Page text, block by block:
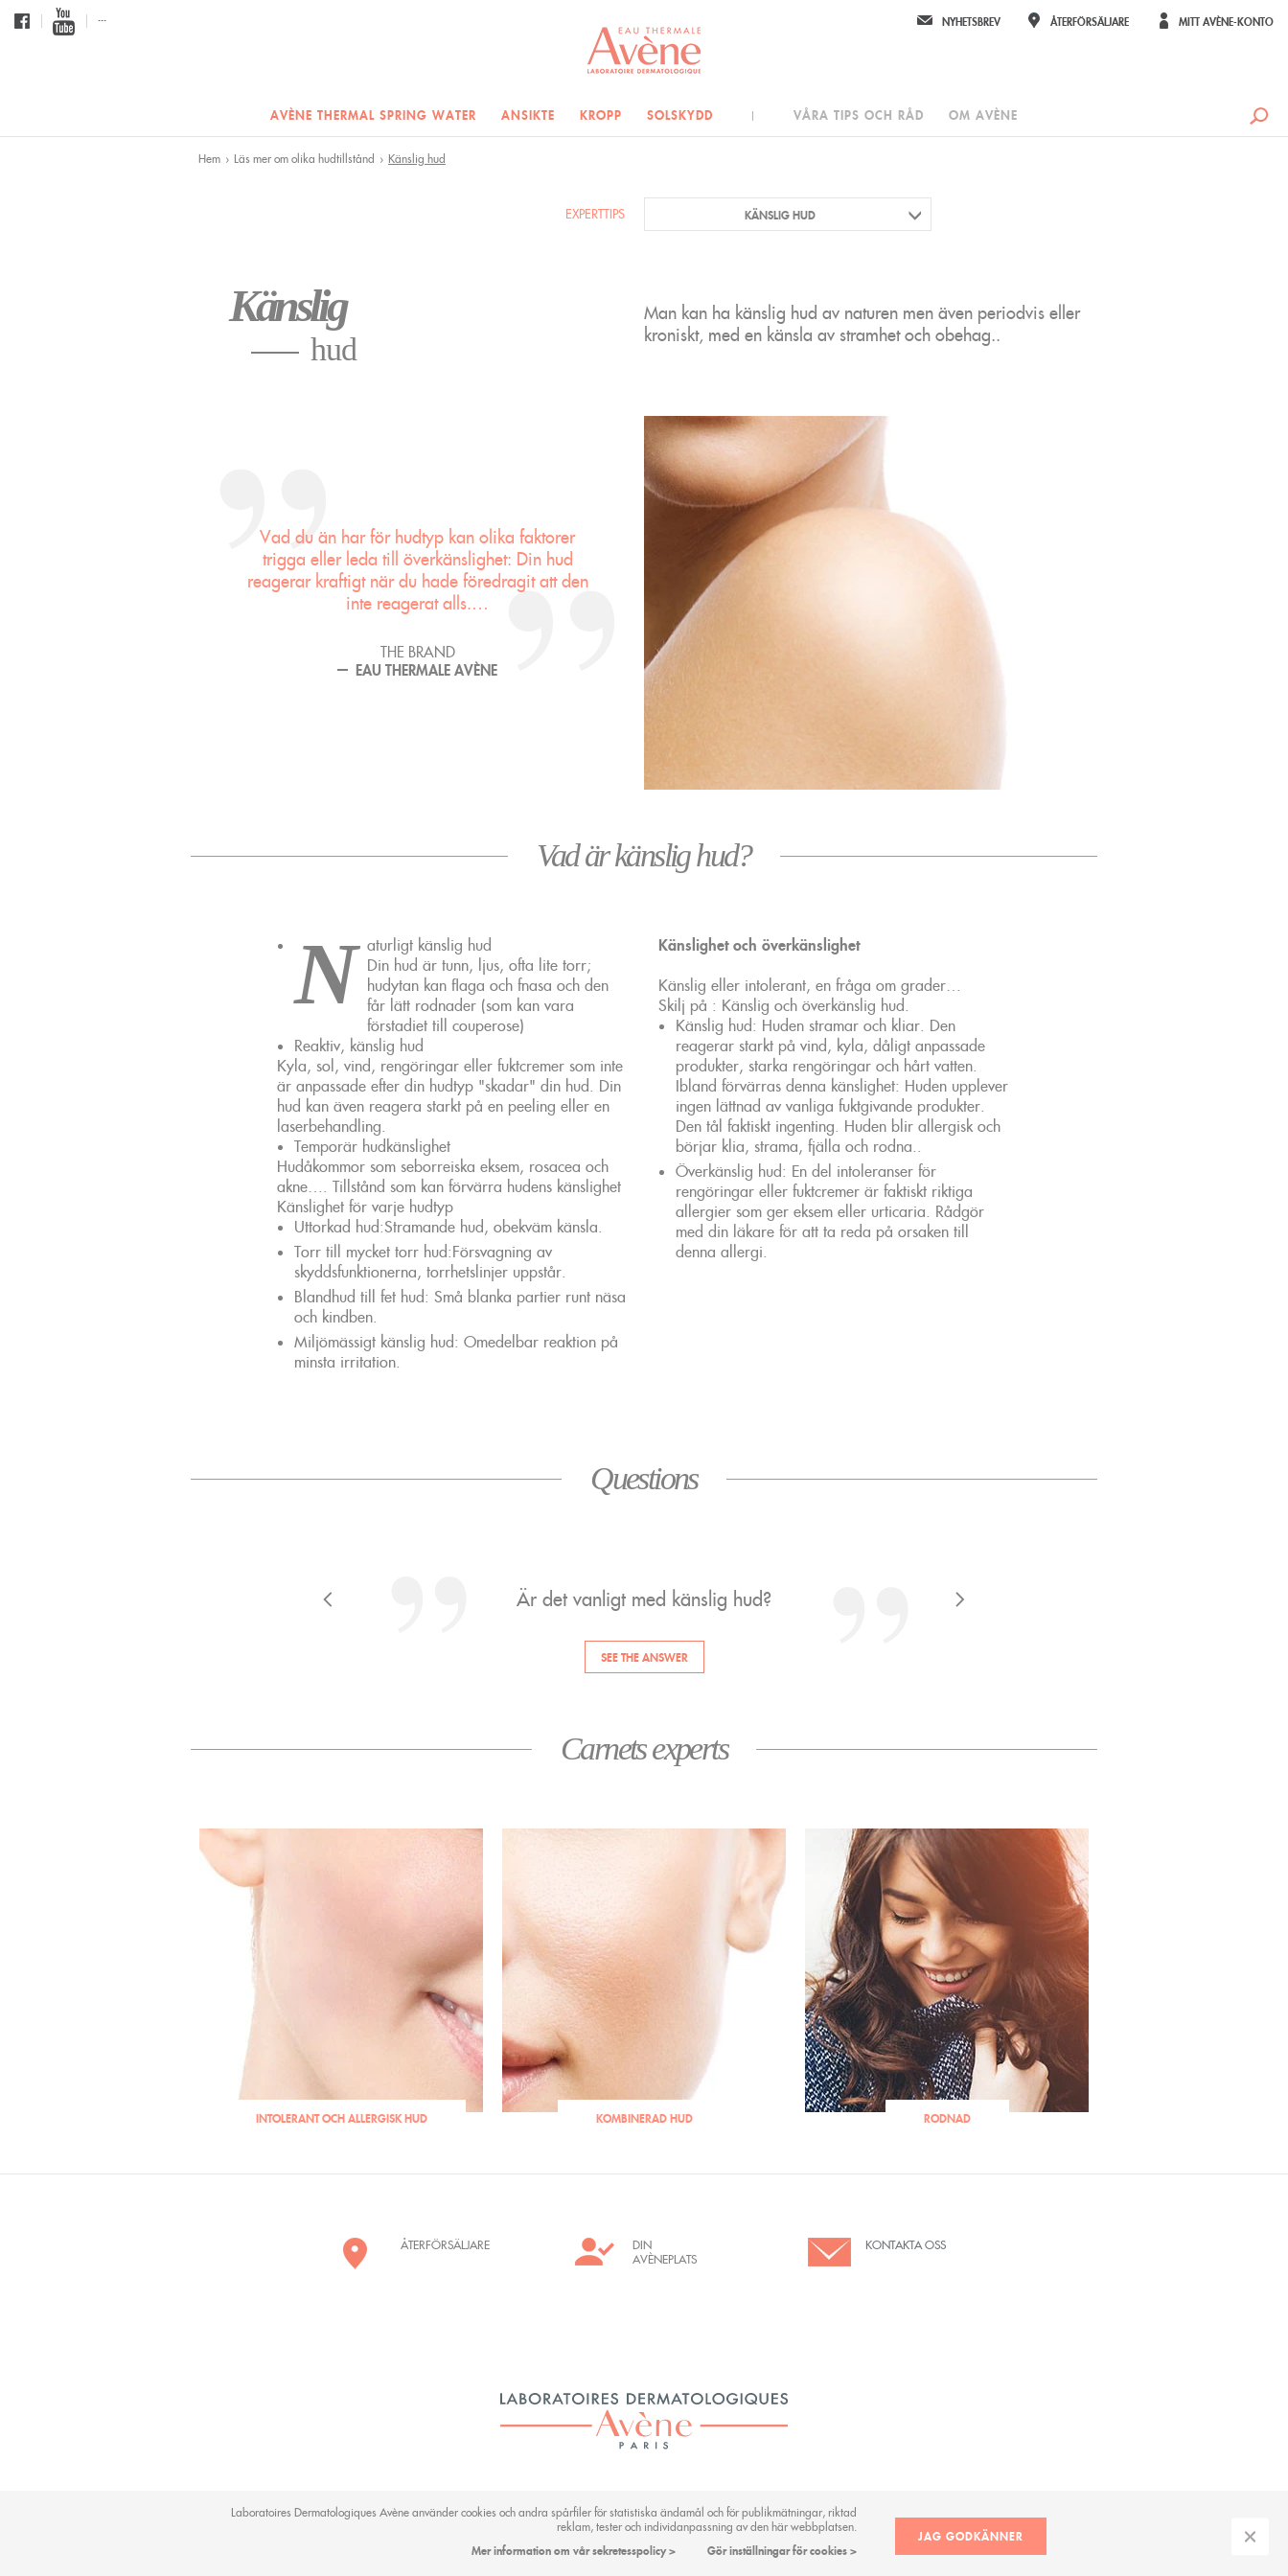
Laboratoires Dermatologiques Avène använder cookies och andra spårfiler för statistiska ändamål och för publikmätningar, riktad
reklam, tester och individanpassning av den här webbplatsen.
Mer information om vår sekretesspolicy >
Gör inställningar för cookies >
JAG GODKÄNNER
... NYHETSBREV ÅTERFÖRSÄLJARE MITT AVÈNE-KONTO
AVÈNE THERMAL SPRING WATER ANSIKTE KROPP SOLSKYDD VÅRA TIPS OCH RÅD OM AVÈNE
Hem › Läs mer om olika hudtillstånd › Känslig hud
EXPERTTIPS KÄNSLIG HUD
Känslig
hud
Man kan ha känslig hud av naturen men även periodvis eller
kroniskt, med en känsla av stramhet och obehag..
Vad du än har för hudtyp kan olika faktorer
trigga eller leda till överkänslighet: Din hud
reagerar kraftigt när du hade föredragit att den
inte reagerat alls.…
THE BRAND
EAU THERMALE AVÈNE
Vad är känslig hud?
N aturligt känslig hud
Din hud är tunn, ljus, ofta lite torr;
hudytan kan flaga och fnasa och den
får lätt rodnader (som kan vara
förstadiet till couperose)
Reaktiv, känslig hud
Kyla, sol, vind, rengöringar eller fuktcremer som inte
är anpassade efter din hudtyp "skadar" din hud. Din
hud kan även reagera starkt på en peeling eller en
laserbehandling.
Temporär hudkänslighet
Hudåkommor som seborreiska eksem, rosacea och
akne…. Tillstånd som kan förvärra hudens känslighet
Känslighet för varje hudtyp
Uttorkad hud:Stramande hud, obekväm känsla.
Torr till mycket torr hud:Försvagning av
skyddsfunktionerna, torrhetslinjer uppstår.
Blandhud till fet hud: Små blanka partier runt näsa
och kindben.
Miljömässigt känslig hud: Omedelbar reaktion på
minsta irritation.
Känslighet och överkänslighet
Känslig eller intolerant, en fråga om grader…
Skilj på : Känslig och överkänslig hud.
Känslig hud: Huden stramar och kliar. Den
reagerar starkt på vind, kyla, dåligt anpassade
produkter, starka rengöringar och hårt vatten.
Ibland förvärras denna känslighet: Huden upplever
ingen lättnad av vanliga fuktgivande produkter.
Den tål faktiskt ingenting. Huden blir allergisk och
börjar klia, strama, fjälla och rodna..
Överkänslig hud: En del intoleranser för
rengöringar eller fuktcremer är faktiskt riktiga
allergier som ger eksem eller urticaria. Rådgör
med din läkare för att ta reda på orsaken till
denna allergi.
Questions
Vad orsakar känslig hud?
SEE THE ANSWER
Carnets experts
INTOLERANT OCH ALLERGISK HUD KOMBINERAD HUD RODNAD
ÅTERFÖRSÄLJARE
DIN
AVÈNEPLATS
KONTAKTA OSS
OMRÅDEN CREDITS LEGAL INFORMATION INTEGRITETSPOLICY SITEMAP